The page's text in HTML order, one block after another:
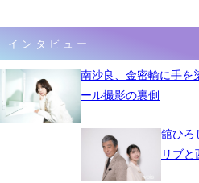
インタビュー
南沙良、金密輸に手
ール撮影の裏側
舘ひろ
リブ